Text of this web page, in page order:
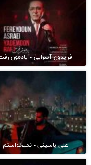
فریدون آسرایی - یادمون
علی یاسینی - نمیخواستم